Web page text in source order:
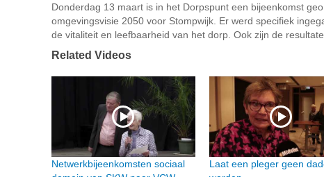
Donderdag 13 maart is in het Dorpspunt een bijeenkomst
omgevingsvisie 2050 voor Stompwijk. Er werd specifiek
de vitaliteit en leefbaarheid van het dorp. Ook zijn de
Related Videos
Netwerkbijeenkomsten sociaal
Laat een pleger geen